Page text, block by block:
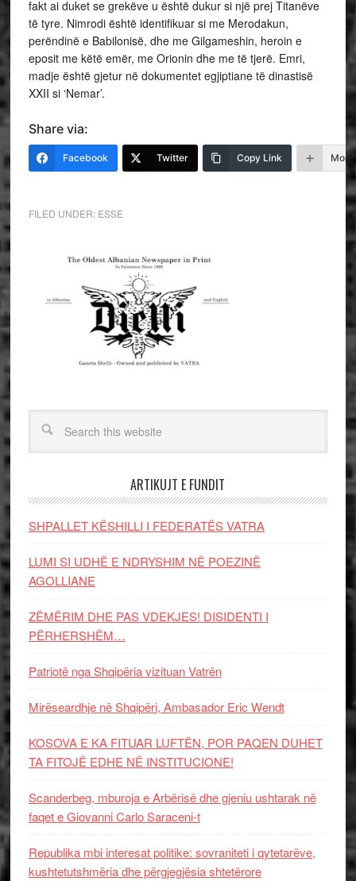
fakt ai duket se grekëve u është dukur si një prej Titanëve
të tyre. Nimrodi është identifikuar si me Merodakun,
perëndinë e Babilonisë, dhe me Gilgameshin, heroin e
eposit me këtë emër, me Orionin dhe me të tjerë. Emri,
madje është gjetur në dokumentet egjiptiane të dinastisë
XXII si ‘Nemar’.
Share via:
Facebook Twitter Copy Link More
FILED UNDER: ESSE
ARTIKUJT E FUNDIT
SHPALLET KËSHILLI I FEDERATËS VATRA
LUMI SI UDHË E NDRYSHIM NË POEZINË
AGOLLIANE
ZËMËRIM DHE PAS VDEKJES! DISIDENTI I
PËRHERSHËM…
Patriotë nga Shqipëria vizituan Vatrën
Mirëseardhje në Shqipëri, Ambasador Eric Wendt
KOSOVA E KA FITUAR LUFTËN, POR PAQEN DUHET
TA FITOJË EDHE NË INSTITUCIONE!
Scanderbeg, mburoja e Arbërisë dhe gjeniu ushtarak në
faqet e Giovanni Carlo Saraceni-t
Republika mbi interesat politike: sovraniteti i qytetarëve,
kushtetutshmëria dhe përgjegjësia shtetërore